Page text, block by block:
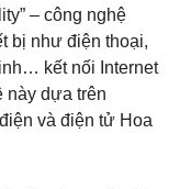
– công nghệ
bị như điện thoại,
kết nối Internet
này dựa trên
và điện tử Hoa